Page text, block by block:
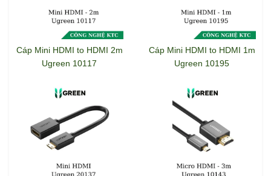
Cáp Mini HDMI to HDMI 2m
Ugreen 10117
Cáp Mini HDMI to HDMI 1m
Ugreen 10195